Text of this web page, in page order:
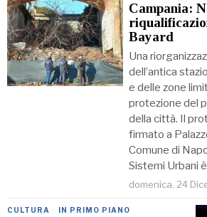
Campania:
Bayard
Una
dell’antica
e delle zone
protezione del
della città. Il
firmato a
Comune di
Sistemi Urbani
domenica, 24
CULTURA · IN PRIMO PIANO